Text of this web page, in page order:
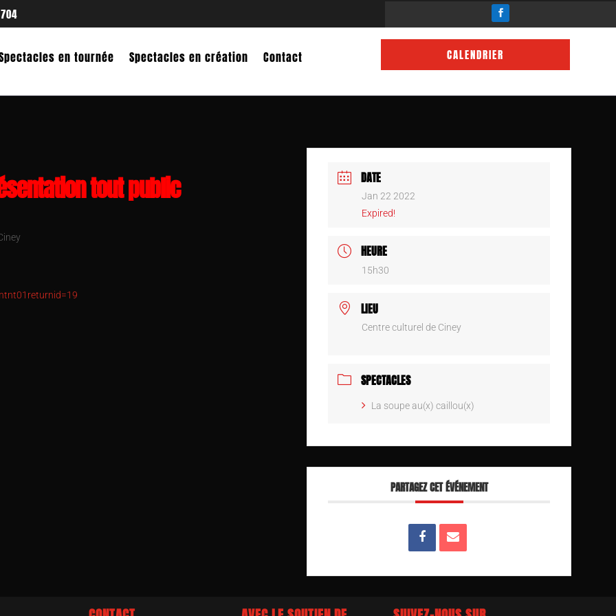
en tournée Spectacles en création Contact CALENDRIER
tout public DATE
Jan 22 2022
Expired!
HEURE
15h30
LIEU
Centre culturel de Ciney
SPECTACLES
La soupe au(x) caillou(x)
PARTAGEZ CET ÉVÉNEMENT